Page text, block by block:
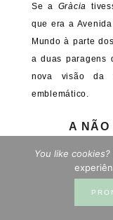
Se a Gràcia
que era a
Mundo à parte
a duas paragens
nova visão da
emblemático.
A NÃO
You like cookies?